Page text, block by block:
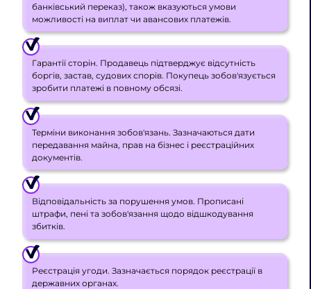
банківський переказ), також вказуються умови
можливості на виплат чи авансових платежів.
Гарантії сторін. Продавець підтверджує відсутність
боргів, застав, судових спорів. Покупець зобов'язується
зробити платежі в повному обсязі.
Терміни виконання зобов'язань. Зазначаються дати
передавання майна, прав на бізнес і реєстраційних
документів.
Відповідальність за порушення умов. Прописані
штрафи, пені та зобов'язання щодо відшкодування
збитків.
Реєстрація угоди. Зазначається порядок реєстрації в
державних органах.